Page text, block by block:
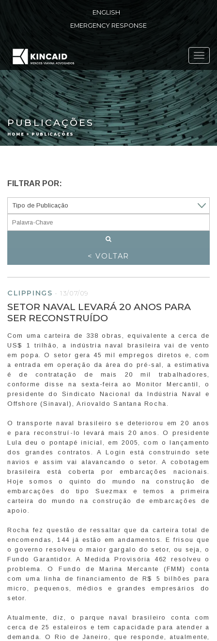
ENGLISH
EMERGENCY RESPONSE
PUBLICAÇÕES
HOME > PUBLICAÇÕES
FILTRAR POR:
< VOLTAR
CLIPPINGS -13/07/09
SETOR NAVAL LEVARÁ 20 ANOS PARA
SER RECONSTRUÍDO
Com uma carteira de 338 obras, equivalente a cerca de
US$ 1 trilhão, a indústria naval brasileira vai de vento
em popa. O setor gera 45 mil empregos diretos e, com
a entrada em operação da área do pré-sal, a estimativa
é de contratação de mais 20 mil trabalhadores,
conforme disse na sexta-feira ao Monitor Mercantil, o
presidente do Sindicato Nacional da Indústria Naval e
Offshore (Sinaval), Ariovaldo Santana Rocha.
O transporte naval brasileiro se deteriorou em 20 anos
e para reconstruí-lo levará mais 20 anos. O presidente
Lula deu o pontapé inicial, em 2005, com o lançamento
dos grandes contratos. A Login está construindo sete
navios e assim vai alavancando o setor. A cobotagem
brasileira está coberta por embarcações nacionais.
Hoje somos o quinto do mundo na construção de
embarcações do tipo Suezmax e temos a primeira
carteira do mundo na construção de embarcações de
apoio.
Rocha fez questão de ressaltar que da carteira total de
encomendas, 144 já estão em andamentos. E frisou que
o governo resolveu o maior gargalo do setor, ou seja, o
Fundo Garantidor. A Medida Provisória 462 resolveu o
problema. O Fundo de Marina Mercante (FMM) conta
com uma linha de financiamento de R$ 5 bilhões para
micro, pequenos, médios e grandes empresários do
setor.
Atualmente, diz, o parque naval brasileiro conta com
cerca de 25 estaleiros e tem capacidade para atender a
demanda. O Rio de Janeiro, que responde, atualmente,